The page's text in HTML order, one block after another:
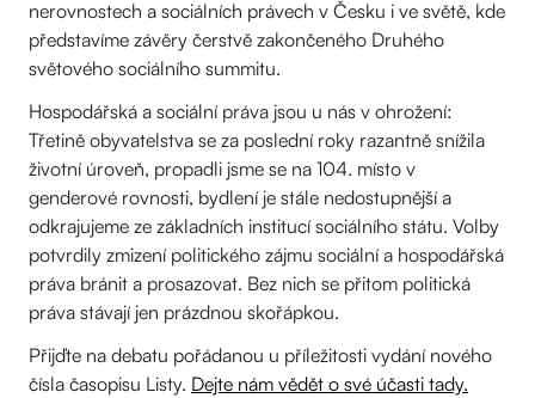
nerovnostech a sociálních právech v Česku i ve světě, kde
představíme závěry čerstvě zakončeného Druhého
světového sociálního summitu.
Hospodářská a sociální práva jsou u nás v ohrožení:
Třetině obyvatelstva se za poslední roky razantně snížila
životní úroveň, propadli jsme se na 104. místo v
genderové rovnosti, bydlení je stále nedostupnější a
odkrajujeme ze základních institucí sociálního státu. Volby
potvrdily zmizení politického zájmu sociální a hospodářská
práva bránit a prosazovat. Bez nich se přitom politická
práva stávají jen prázdnou skořápkou.
Přijďte na debatu pořádanou u příležitosti vydání nového
čísla časopisu Listy. Dejte nám vědět o své účasti tady.